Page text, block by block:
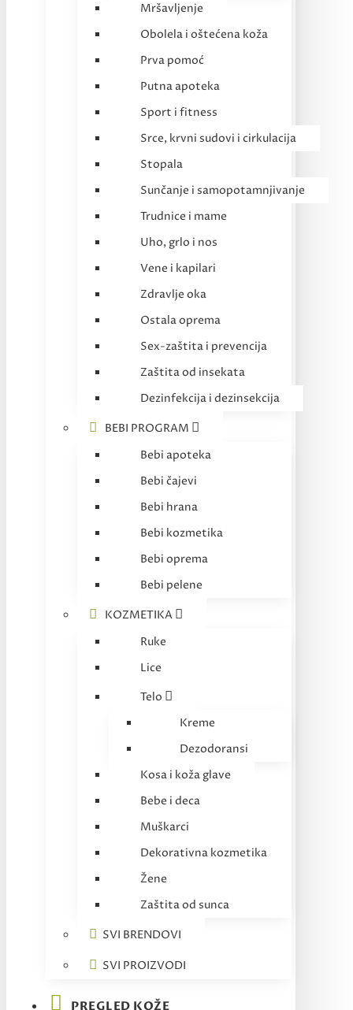
Mršavljenje
Obolela i oštećena koža
Prva pomoć
Putna apoteka
Sport i fitness
Srce, krvni sudovi i cirkulacija
Stopala
Sunčanje i samopotamnjivanje
Trudnice i mame
Uho, grlo i nos
Vene i kapilari
Zdravlje oka
Ostala oprema
Sex-zaštita i prevencija
Zaštita od insekata
Dezinfekcija i dezinsekcija
BEBI PROGRAM
Bebi apoteka
Bebi čajevi
Bebi hrana
Bebi kozmetika
Bebi oprema
Bebi pelene
KOZMETIKA
Ruke
Lice
Telo
Kreme
Dezodoransi
Kosa i koža glave
Bebe i deca
Muškarci
Dekorativna kozmetika
Žene
Zaštita od sunca
SVI BRENDOVI
SVI PROIZVODI
PREGLED KOŽE